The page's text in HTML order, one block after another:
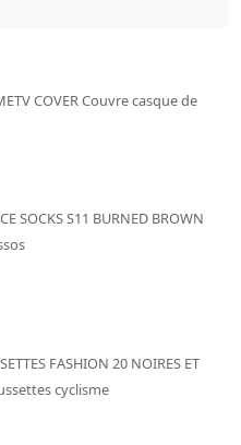
COVER Couvre casque de
SOCKS S11 BURNED BROWN
FASHION 20 NOIRES ET
cyclisme